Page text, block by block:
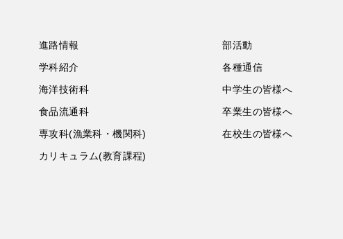
進路情報
学科紹介
海洋技術科
食品流通科
専攻科(漁業科・機関科)
カリキュラム(教育課程)
部活動
各種通信
中学生の皆様へ
卒業生の皆様へ
在校生の皆様へ